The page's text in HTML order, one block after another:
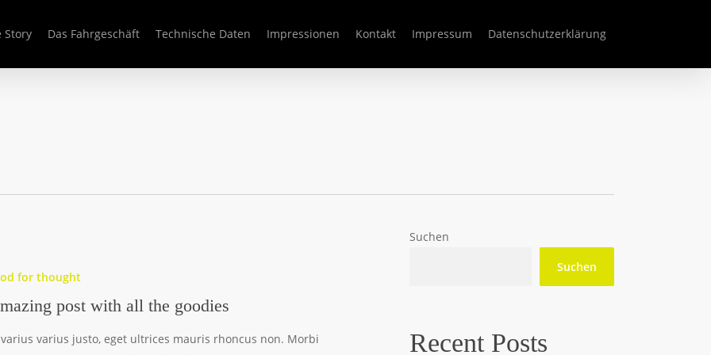
Story Das Fahrgeschäft Technische Daten Impressionen Kontakt Impressum Datenschutzerklärung
for thought
post with all the goodies
varius justo, eget ultrices mauris rhoncus non. Morbi
Suchen
Suchen
Recent Posts